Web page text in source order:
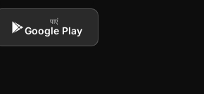
पाएं
Google Play